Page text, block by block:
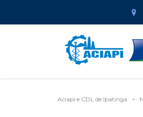
Aciapi e CDL de Ipatinga >